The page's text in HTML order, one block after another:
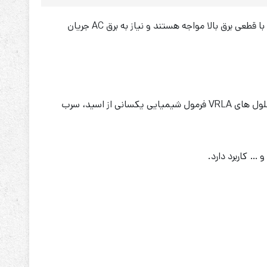
باتری ویلاین 7 آمپر 12 ولت یک باتری سیلد لید اسید است که در انواع کاربردهای برقی استفاده می‌شوند. به خصوص در محل‌هایی که با قطعی برق بالا مواجه هستند و نیاز به برق AC جریان
این نوع باتری‌ها از دو پلیت سربی تشکیل می‌شوند که نقش الکترود را سولفوریک اسید بازی می‌کند و الکترولیت را تشکیل می‌دهند. سلول های VRLA فرمول شیمیایی یکسانی از اسید، سرب